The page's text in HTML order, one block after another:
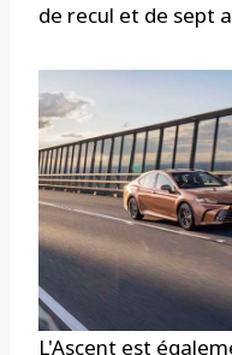
de recul et de sept
L'Ascent est